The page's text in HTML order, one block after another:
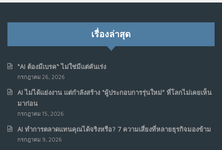
เรื่องล่าสุด
“AI ต้องมีเบรค“ ไม่ใช่มีแต่คันเร่ง
กรกฎาคม 26, 2026
AI ไม่ได้แย่งงาน แต่กำลังสร้าง “ผู้ประกอบการรุ่นใหม่” ที่โลกไม่เคยเห็น
มาก่อน
กรกฎาคม 15, 2026
AI ทำการตลาดแทนคุณได้จริงหรือ? 7 ความเสี่ยงที่หลายธุรกิจมองข้าม
กรกฎาคม 9, 2026